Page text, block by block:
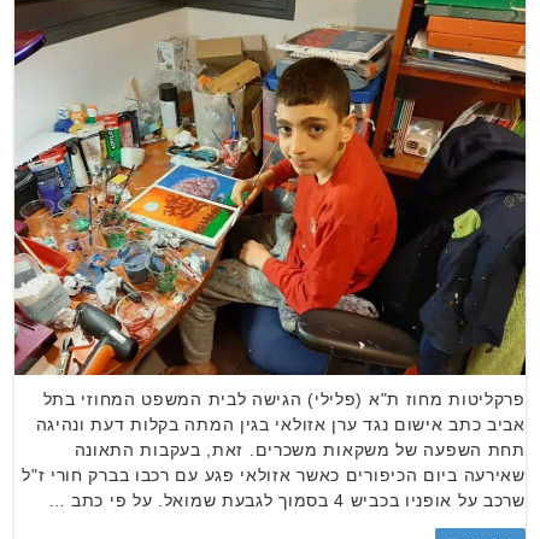
פרקליטות מחוז ת"א (פלילי) הגישה לבית המשפט המחוזי בתל
אביב כתב אישום נגד ערן אזולאי בגין המתה בקלות דעת ונהיגה
תחת השפעה של משקאות משכרים. זאת, בעקבות התאונה
שאירעה ביום הכיפורים כאשר אזולאי פגע עם רכבו בברק חורי ז"ל
שרכב על אופניו בכביש 4 בסמוך לגבעת שמואל. על פי כתב …